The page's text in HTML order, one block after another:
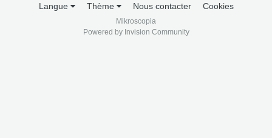
Langue Thème Nous contacter Cookies
Mikroscopia
Powered by Invision Community